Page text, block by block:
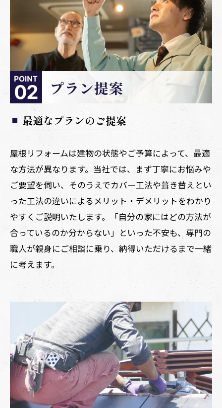
最適なプランのご提案
屋根リフォームは建物の状態やご予算によって、最適
な方法が異なります。当社では、まず丁寧にお悩みや
ご要望を伺い、そのうえでカバー工法や葺き替えとい
った工法の違いによるメリット・デメリットをわかり
やすくご説明いたします。「自分の家にはどの方法が
合っているのか分からない」といった不安も、専門の
職人が親身にご相談に乗り、納得いただけるまで一緒
に考えます。